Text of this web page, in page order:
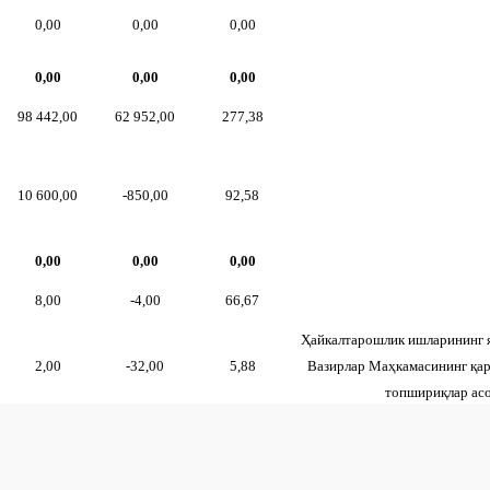
0,00 0,00 0,00
0,00 0,00
0,00
98 442,00 62 952,00 277,38
10 600,00 -850,00 92,58
0,00 0,00
0,00
8,00 -4,00 66,67
2,00 -32,00 5,88
Ҳайкалтарошлик ишларининг
Вазирлар Маҳкамасининг
топшириқлар